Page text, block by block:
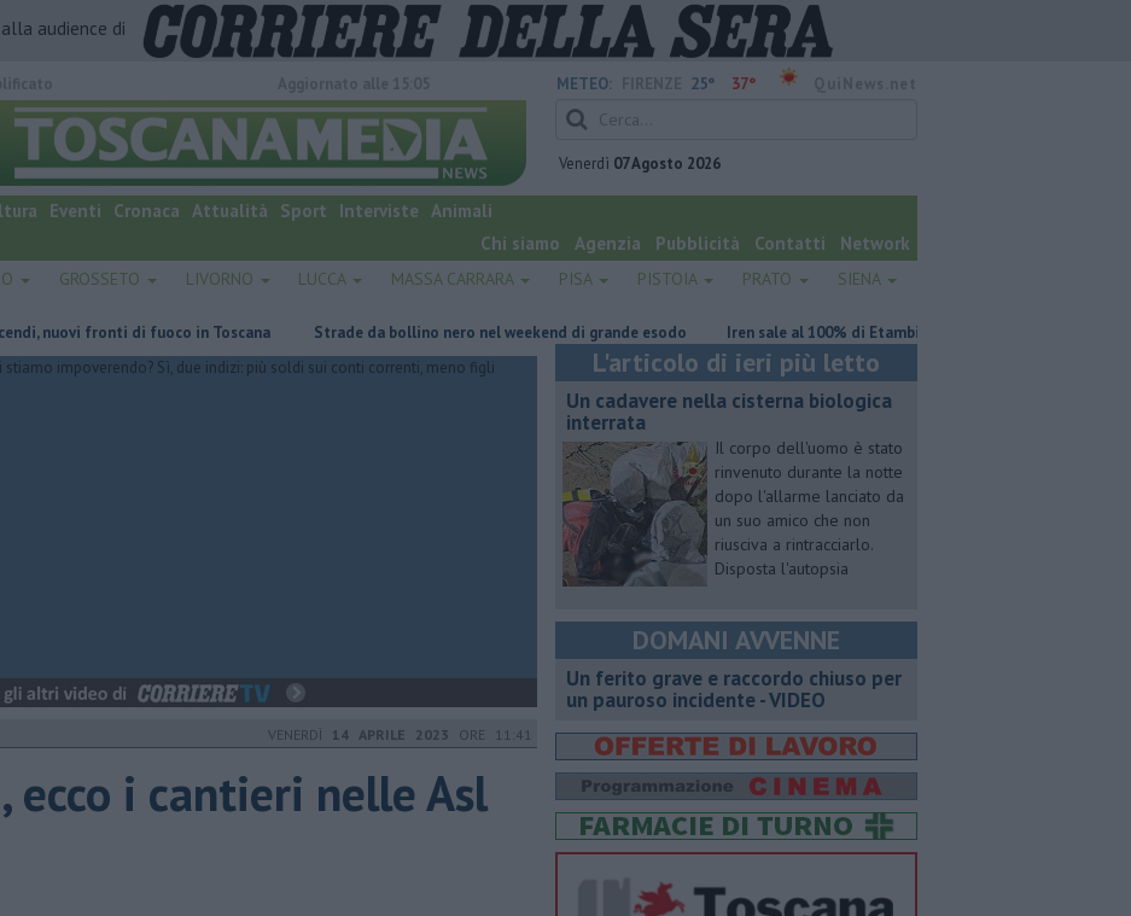
audience di
METEO: 25° 37°
Venerdì 07 Agosto 2026
Eventi Cronaca Attualità Sport Interviste Animali
Chi siamo
Agenzia Pubblicità Contatti Network
GROSSETO LIVORNO LUCCA MASSA CARRARA PISA PISTOIA PRATO SIENA
fronti di fuoco in Toscana Strade da bollino nero nel weekend di grande esodo Iren sale al 100% di Etambiente
VENERDÌ 14 APRILE 2023 ORE 11:41
ecco i cantieri nelle Asl
L'articolo di ieri più letto
Un cadavere nella cisterna biologica
interrata
Il corpo dell'uomo è stato
rinvenuto durante la notte
dopo l'allarme lanciato da
un suo amico che non
riusciva a rintracciarlo.
Disposta l'autopsia
DOMANI AVVENNE
Un ferito grave e raccordo chiuso per
un pauroso incidente - VIDEO